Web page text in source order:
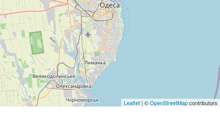
Leaflet | ©OpenStreetMapcontributors